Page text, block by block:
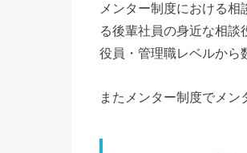
メンター制度における
る後輩社員の身近な相談
役員・管理職レベルから
またメンター制度でメン